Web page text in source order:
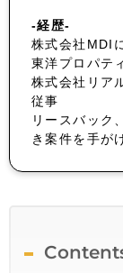
-経歴-
株式会社MDI
東洋プロパテ
株式会社リア
従事
リースバック
き案件を手が